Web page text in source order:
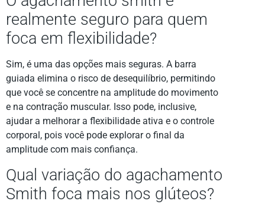
realmente seguro para quem
foca em flexibilidade?
Sim, é uma das opções mais seguras. A barra
guiada elimina o risco de desequilíbrio, permitindo
que você se concentre na amplitude do movimento
e na contração muscular. Isso pode, inclusive,
ajudar a melhorar a flexibilidade ativa e o controle
corporal, pois você pode explorar o final da
amplitude com mais confiança.
Qual variação do agachamento
Smith foca mais nos glúteos?